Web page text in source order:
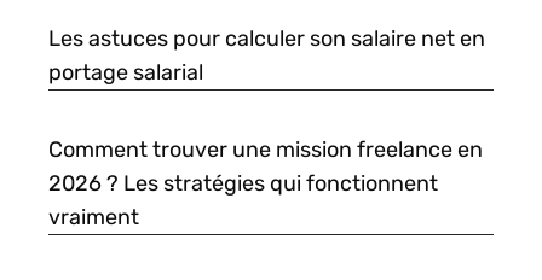
Les astuces pour calculer son salaire net en
portage salarial
Comment trouver une mission freelance en
2026 ? Les stratégies qui fonctionnent
vraiment